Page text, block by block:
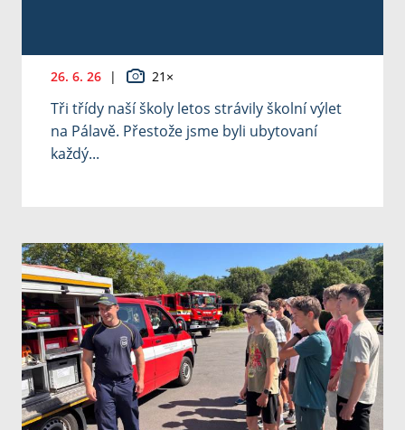
26. 6. 26 | 21×
Tři třídy naší školy letos strávily školní výlet
na Pálavě. Přestože jsme byli ubytovaní
každý...